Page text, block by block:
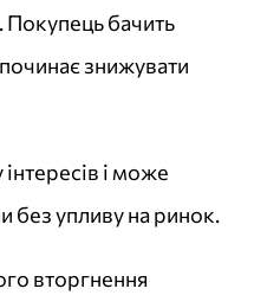
Покупець бачить
знижувати
і може
без упливу на ринок.
вторгнення